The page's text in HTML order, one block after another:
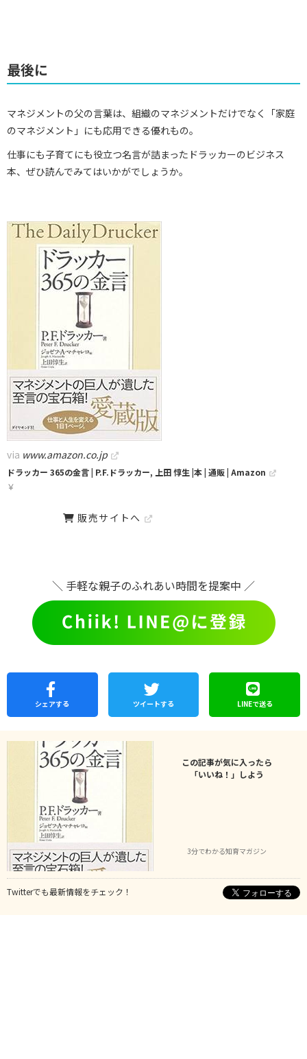
最後に
マネジメントの父の言葉は、組織のマネジメントだけでなく「家庭
のマネジメント」にも応用できる優れもの。
仕事にも子育てにも役立つ名言が詰まったドラッカーのビジネス
本、ぜひ読んでみてはいかがでしょうか。
via www.amazon.co.jp
ドラッカー 365の金言 | P.F.ドラッカー, 上田 惇生 |本 | 通販 | Amazon
￥
販売サイトへ
＼ 手軽な親子のふれあい時間を提案中 ／
シェアする ツイートする LINEで送る
この記事が気に入ったら
「いいね！」しよう
3分でわかる知育マガジン
Twitterでも最新情報をチェック！